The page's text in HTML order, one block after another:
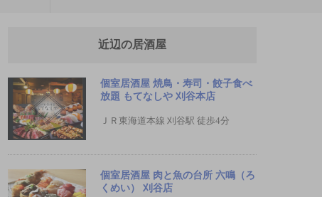
近辺の居酒屋
個室居酒屋 焼鳥・寿司・餃子食べ
放題 もてなしや 刈谷本店
ＪＲ東海道本線 刈谷駅 徒歩4分
個室居酒屋 肉と魚の台所 六鳴（ろ
くめい） 刈谷店